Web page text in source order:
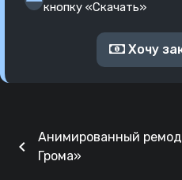
кнопку «Скачать»
Хочу
chevron_left
Анимированный
Грома»